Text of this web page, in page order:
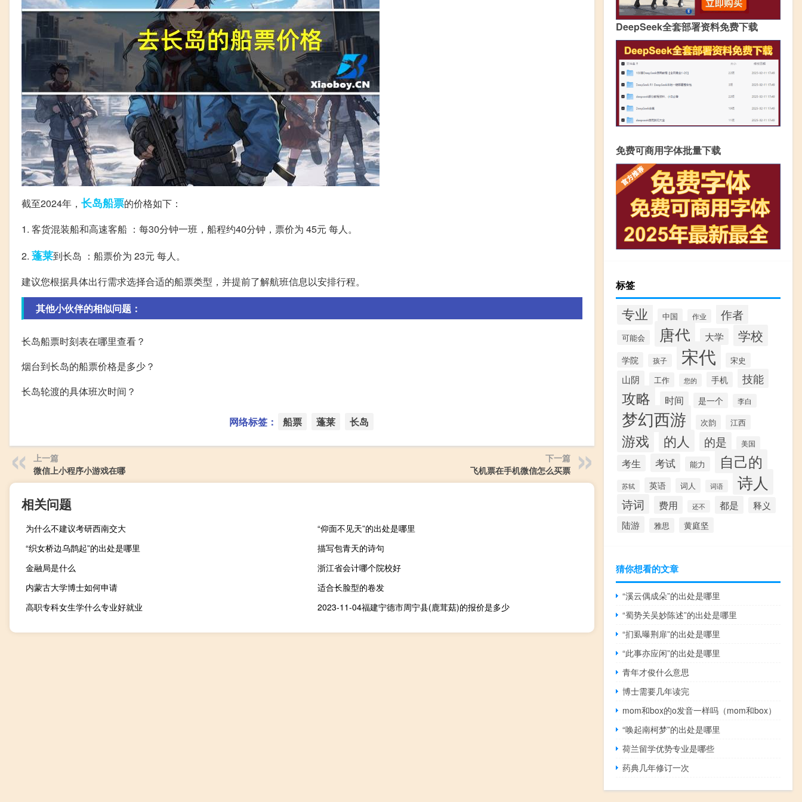
截至2024年， 长岛船票的价格如下：
1. 客货混装船和高速客船 ：每30分钟一班，船程约40分钟，票价为 45元 每人。
2. 蓬莱到长岛 ：船票价为 23元 每人。
建议您根据具体出行需求选择合适的船票类型，并提前了解航班信息以安排行程。
其他小伙伴的相似问题：
长岛船票时刻表在哪里查看？
烟台到长岛的船票价格是多少？
长岛轮渡的具体班次时间？
网络标签： 船票 蓬莱 长岛
上一篇
微信上小程序小游戏在哪
下一篇
飞机票在手机微信怎么买票
相关问题
为什么不建议考研西南交大
“仰面不见天”的出处是哪里
“织女桥边乌鹊起”的出处是哪里
描写包青天的诗句
金融局是什么
浙江省会计哪个院校好
内蒙古大学博士如何申请
适合长脸型的卷发
高职专科女生学什么专业好就业
2023-11-04福建宁德市周宁县(鹿茸菇)的报价是多少
DeepSeek全套部署资料免费下载
免费可商用字体批量下载
标签
专业 中国 作业 作者
可能会 唐代 大学 学校
学院 孩子 宋代 宋史
山阴 工作 您的 手机 技能
攻略 时间 是一个 李白
梦幻西游 次韵 江西
游戏 的人 的是 美国
考生 考试 能力 自己的
苏轼 英语 词人 词语 诗人
诗词 费用 还不 都是 释义
陆游 雅思 黄庭坚
猜你想看的文章
“溪云偶成朵”的出处是哪里
“蜀势关吴妙陈述”的出处是哪里
“扪虱曝荆扉”的出处是哪里
“此事亦应闲”的出处是哪里
青年才俊什么意思
博士需要几年读完
mom和box的o发音一样吗（mom和box）
“唤起南柯梦”的出处是哪里
荷兰留学优势专业是哪些
药典几年修订一次